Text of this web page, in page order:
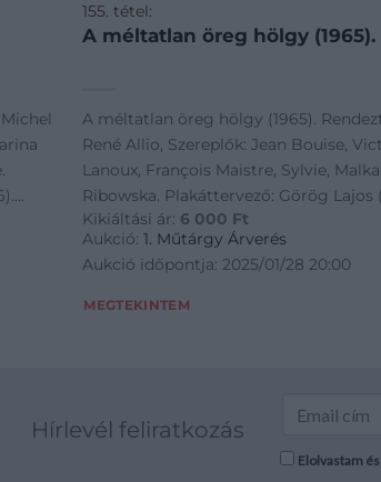
155. tétel:
A méltatlan öreg hölgy (1965).
A méltatlan öreg hölgy (1965).
René Allio, Szereplők: Jean Bouise,
Lanoux, François Maistre, Sylvie, Malka
Ribowska. Plakáttervező: Görög Lajos
Hajtott, felcsavara, 57×40 cm
Kikiáltási ár: 6 000 Ft
Aukció:1. Műtárgy Árverés
Aukció időpontja: 2025/01/28 20:00
MEGTEKINTEM
Hírlevél feliratkozás
Elolvastam